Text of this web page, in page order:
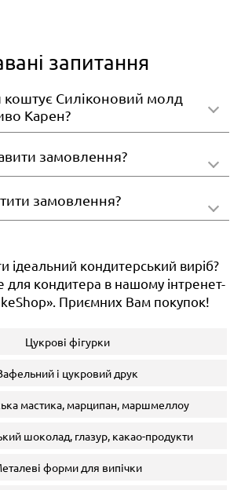
запитання
коштує Силіконовий молд
Карен?
замовлення?
замовлення?
ідеальний кондитерський виріб?
для кондитера в нашому інтренет-
Приємних Вам покупок!
Цукрові фігурки
і цукровий друк
мастика, марципан, маршмеллоу
шоколад, глазур, какао-продукти
форми для випічки